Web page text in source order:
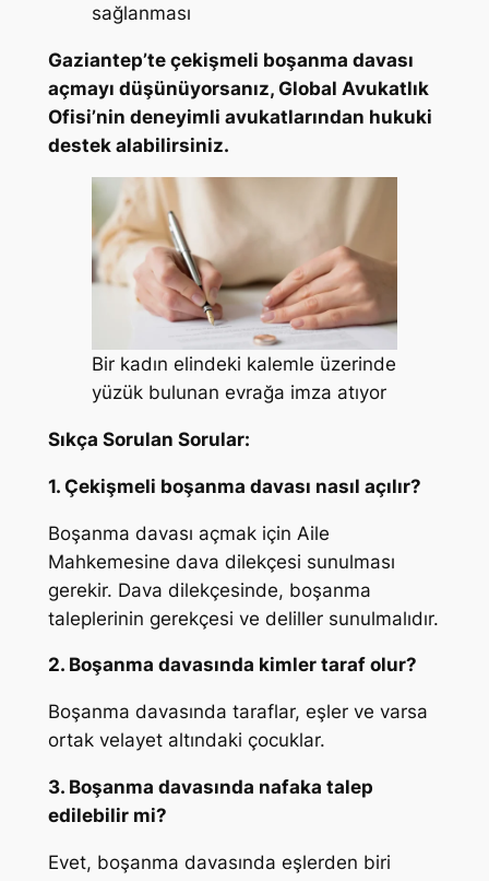
sağlanması
Gaziantep’te çekişmeli boşanma davası
açmayı düşünüyorsanız, Global Avukatlık
Ofisi’nin deneyimli avukatlarından hukuki
destek alabilirsiniz.
Bir kadın elindeki kalemle üzerinde
yüzük bulunan evrağa imza atıyor
Sıkça Sorulan Sorular:
1. Çekişmeli boşanma davası nasıl açılır?
Boşanma davası açmak için Aile
Mahkemesine dava dilekçesi sunulması
gerekir. Dava dilekçesinde, boşanma
taleplerinin gerekçesi ve deliller sunulmalıdır.
2. Boşanma davasında kimler taraf olur?
Boşanma davasında taraflar, eşler ve varsa
ortak velayet altındaki çocuklar.
3. Boşanma davasında nafaka talep
edilebilir mi?
Evet, boşanma davasında eşlerden biri